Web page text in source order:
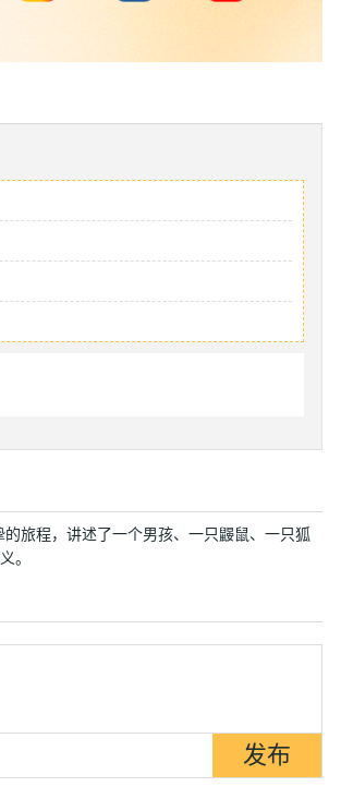
旅程，讲述了一个男孩、一只鼹鼠、一只狐
。